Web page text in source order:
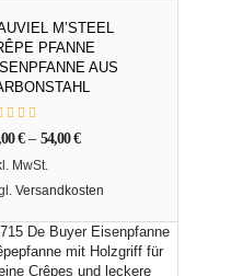
M’STEEL
PFANNE
AUS
€– 54,00€
MwSt.
Versandkosten